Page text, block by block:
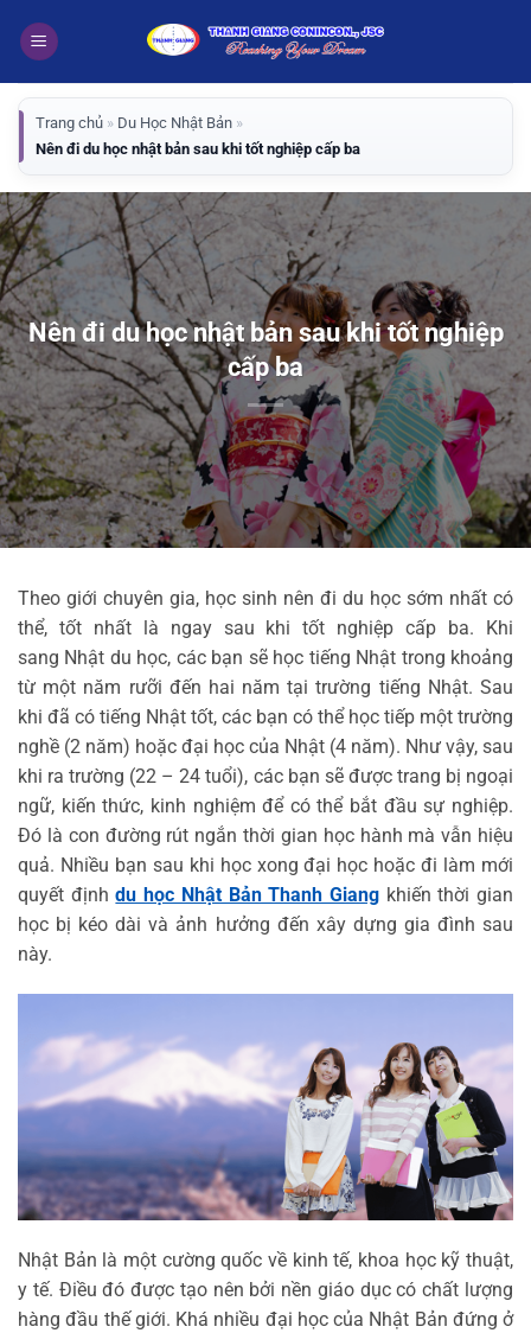
qua
dung
Trang chủ » Du Học Nhật Bản »
Nên đi du học nhật bản sau khi tốt nghiệp cấp ba
Nên đi du học nhật bản sau khi tốt nghiệp
cấp ba
Theo giới chuyên gia, học sinh nên đi du học sớm nhất có
thể, tốt nhất là ngay sau khi tốt nghiệp cấp ba. Khi
sang Nhật du học, các bạn sẽ học tiếng Nhật trong khoảng
từ một năm rưỡi đến hai năm tại trường tiếng Nhật. Sau
khi đã có tiếng Nhật tốt, các bạn có thể học tiếp một trường
nghề (2 năm) hoặc đại học của Nhật (4 năm). Như vậy, sau
khi ra trường (22 – 24 tuổi), các bạn sẽ được trang bị ngoại
ngữ, kiến thức, kinh nghiệm để có thể bắt đầu sự nghiệp.
Đó là con đường rút ngắn thời gian học hành mà vẫn hiệu
quả. Nhiều bạn sau khi học xong đại học hoặc đi làm mới
quyết địnhdu học Nhật Bản Thanh Giangkhiến thời gian
học bị kéo dài và ảnh hưởng đến xây dựng gia đình sau
này.
Nhật Bản là một cường quốc về kinh tế, khoa học kỹ thuật,
y tế. Điều đó được tạo nên bởi nền giáo dục có chất lượng
hàng đầu thế giới. Khá nhiều đại học của Nhật Bản đứng ở